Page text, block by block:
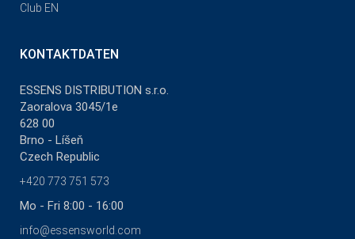
Club EN
KONTAKTDATEN
ESSENS DISTRIBUTION s.r.o.
Zaoralova 3045/1e
628 00
Brno - Líšeň
Czech Republic
+420 773 751 573
Mo - Fri 8:00 - 16:00
info@essensworld.com